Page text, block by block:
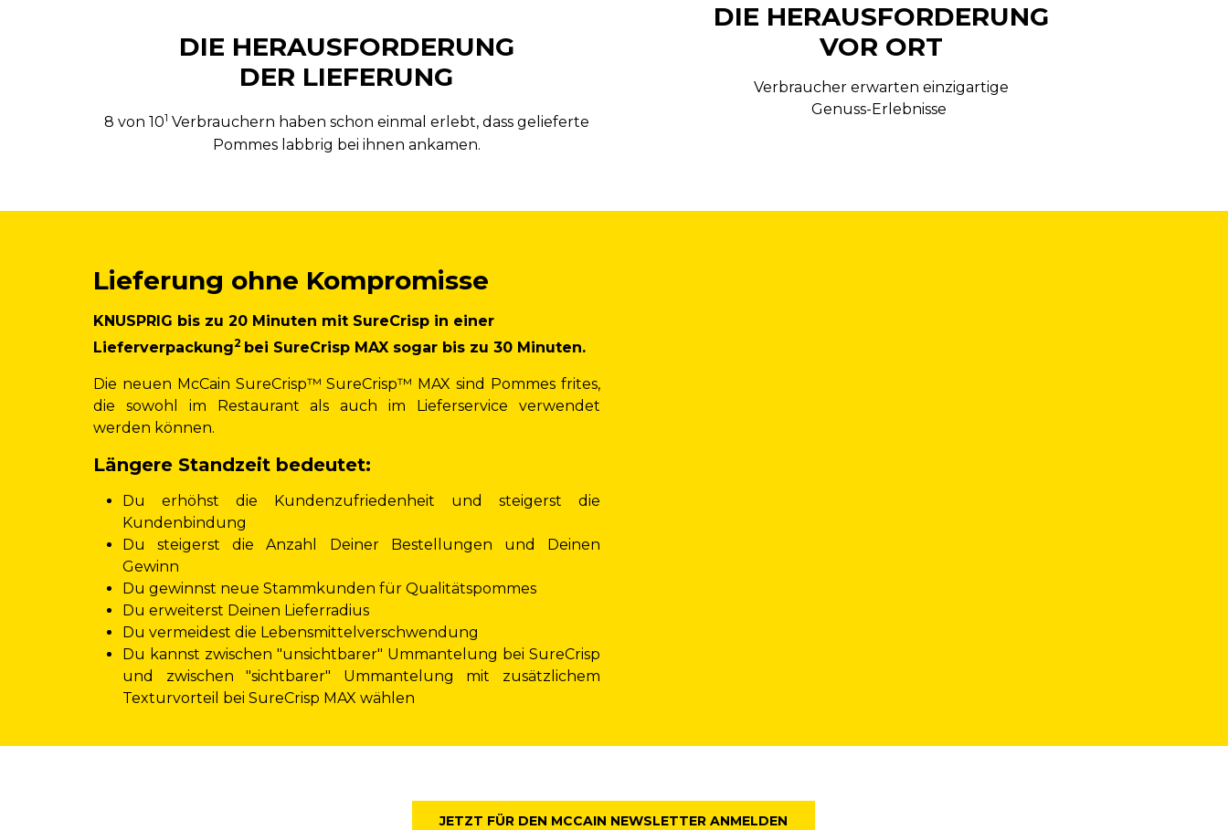
DIE HERAUSFORDERUNG
DER LIEFERUNG
8 von 101 Verbrauchern haben schon einmal erlebt, dass gelieferte
Pommes labbrig bei ihnen ankamen.
DIE HERAUSFORDERUNG
VOR ORT
Verbraucher erwarten einzigartige
Genuss-Erlebnisse
Lieferung ohne Kompromisse
KNUSPRIG bis zu 20 Minuten mit SureCrisp in einer
Lieferverpackung2 bei SureCrisp MAX sogar bis zu 30 Minuten.
Die neuen McCain SureCrisp™ SureCrisp™ MAX sind Pommes frites,
die sowohl im Restaurant als auch im Lieferservice verwendet
werden können.
Längere Standzeit bedeutet:
Du erhöhst die Kundenzufriedenheit und steigerst die
Kundenbindung
Du steigerst die Anzahl Deiner Bestellungen und Deinen
Gewinn
Du gewinnst neue Stammkunden für Qualitätspommes
Du erweiterst Deinen Lieferradius
Du vermeidest die Lebensmittelverschwendung
Du kannst zwischen "unsichtbarer" Ummantelung bei SureCrisp
und zwischen "sichtbarer" Ummantelung mit zusätzlichem
Texturvorteil bei SureCrisp MAX wählen
JETZT FÜR DEN MCCAIN NEWSLETTER ANMELDEN